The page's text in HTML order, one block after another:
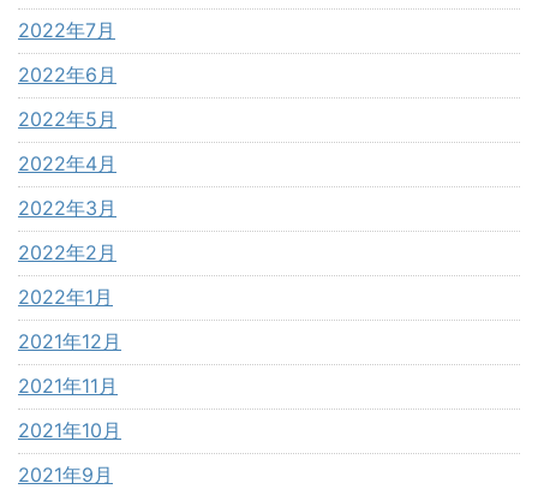
2022年7月
2022年6月
2022年5月
2022年4月
2022年3月
2022年2月
2022年1月
2021年12月
2021年11月
2021年10月
2021年9月